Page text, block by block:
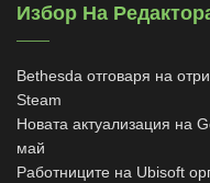
Избор На
Bethesda отговаря на
Steam
Новата актуализация на
май
Работниците на Ubisoft